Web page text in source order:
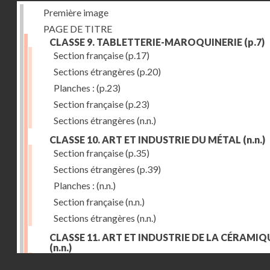
Première image
PAGE DE TITRE
CLASSE 9. TABLETTERIE-MAROQUINERIE (p.7)
Section française(p.17)
Sections étrangères (p.20)
Planches : (p.23)
Section française(p.23)
Sections étrangères (n.n.)
CLASSE 10. ART ET INDUSTRIE DU MÉTAL (n.n.)
Section française(p.35)
Sections étrangères (p.39)
Planches : (n.n.)
Section française(n.n.)
Sections étrangères (n.n.)
CLASSE 11. ART ET INDUSTRIE DE LA
(n.n.)